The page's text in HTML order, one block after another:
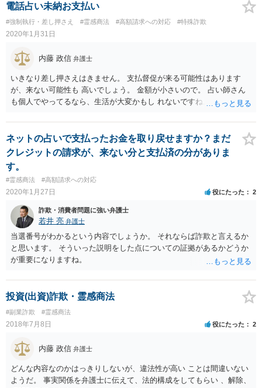
電話占い未納お支払い
#強制執行・差し押さえ #霊感商法 #高額請求への対応 #特殊詐欺
2020年1月31日
内藤 政信 弁護士
いきなり差し押さえはきません。 支払督促が来る可能性はあります
が、来ない可能性も 高いでしょう。 金額が小さいので。 占い師さん
も個人でやってるなら、生活が大変かもし れないですね。 差し押さえ
が。 あなたもできれば、早めに、支払ってほしいとは思い ますね。
ネットの占いで支払ったお金を取り戻せますか？まだ
クレジットの請求が、来ない分と支払済の分がありま
す。
#霊感商法 #高額請求への対応
2020年1月27日 役にたった 2
詐欺・消費者問題に強い弁護士
若井 亮 弁護士
当選番号がわかるという内容でしょうか。 それならば詐欺と言えるか
と思います。 そういった説明をした点についての証拠があるかどうか
が重要になりますね。
投資(出資)詐欺・霊感商法
#副業詐欺 #霊感商法
2018年7月8日 役にたった 2
内藤 政信 弁護士
どんな内容なのかはっきりしないが、違法性が高い ことは間違いない
ようだ。 事実関係を弁護士に伝えて、法的構成をしてもらい 、解除、